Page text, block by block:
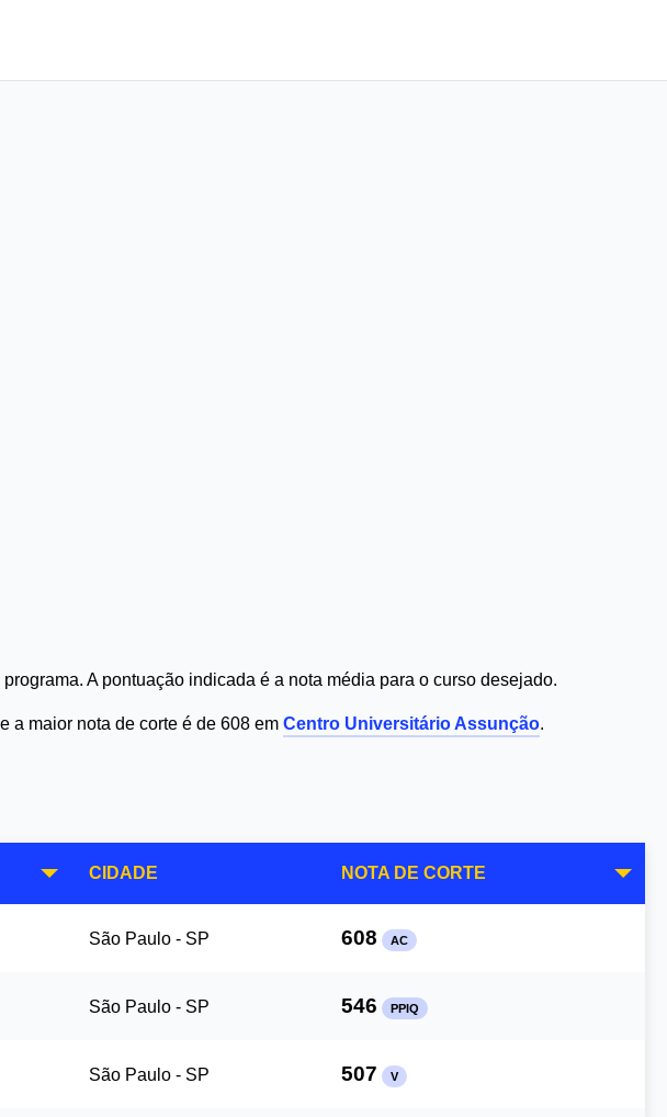
A pontuação indicada é a nota média para o curso desejado.
e a maior nota de corte é de 608 em Centro Universitário Assunção.
CIDADE NOTA DE CORTE
São Paulo - SP 608 AC
São Paulo - SP 546 PPIQ
São Paulo - SP 507 V